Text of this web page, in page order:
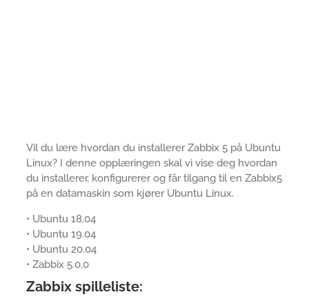
Vil du lære hvordan du installerer Zabbix 5 på Ubuntu
Linux? I denne opplæringen skal vi vise deg hvordan
du installerer, konfigurerer og får tilgang til en Zabbix5
på en datamaskin som kjører Ubuntu Linux.
• Ubuntu 18.04
• Ubuntu 19.04
• Ubuntu 20.04
• Zabbix 5.0.0
Zabbix spilleliste: